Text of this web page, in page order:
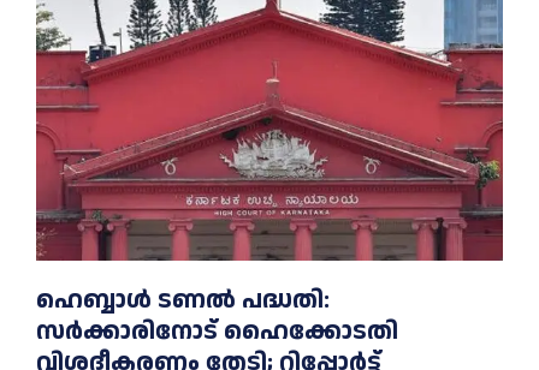
ഹെബ്ബാൾ ടണൽ പദ്ധതി:
സർക്കാരിനോട് ഹൈക്കോടതി
വിശദീകരണം തേടി; റിപ്പോർട്ട്